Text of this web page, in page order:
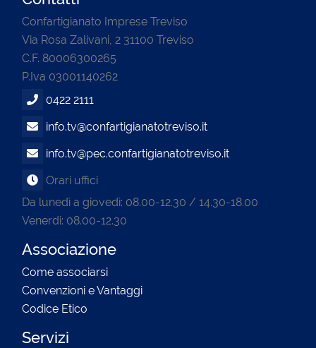
Confartigianato Imprese Treviso
Via Rosa Zalivani, 2 31100 Treviso
C.F. 80006300265
P.Iva 03001140262
0422 2111
info.tv@confartigianatotreviso.it
info.tv@pec.confartigianatotreviso.it
Orari uffici
Da lunedì a giovedì: 08.00-12.30 / 14.30-18.00
Venerdi: 08.00-12.30
Associazione
Come associarsi
Convenzioni e Vantaggi
Codice Etico
Servizi